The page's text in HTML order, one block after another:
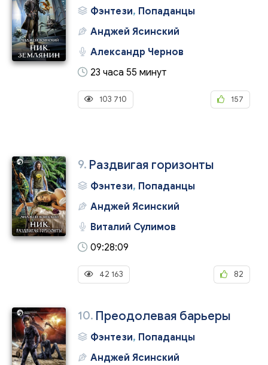
Фэнтези, Попаданцы
Анджей Ясинский
Александр Чернов
23 часа 55 минут
103 710 157
9. Раздвигая горизонты
Фэнтези, Попаданцы
Анджей Ясинский
Виталий Сулимов
09:28:09
42 163 82
10. Преодолевая барьеры
Фэнтези, Попаданцы
Анджей Ясинский